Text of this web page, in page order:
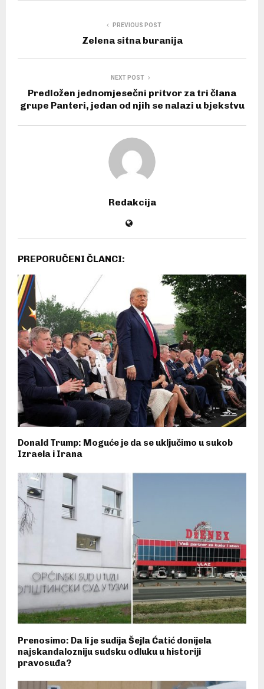
PREVIOUS POST
Zelena sitna buranija
NEXT POST
Predložen jednomjesečni pritvor za tri člana
grupe Panteri, jedan od njih se nalazi u bjekstvu
Redakcija
PREPORUČENI ČLANCI:
Donald Trump: Moguće je da se uključimo u sukob
Izraela i Irana
Prenosimo: Da li je sudija Šejla Ćatić donijela
najskandalozniju sudsku odluku u historiji
pravosuđa?